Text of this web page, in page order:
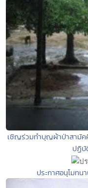
เชิญร่วมทำบุญผ้าป่าสามัค
ปฏิบั
ประกาศอนุโมท